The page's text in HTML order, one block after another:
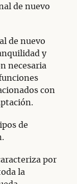
de nuevo
de nuevo
y
necesaria
con
de
por
la